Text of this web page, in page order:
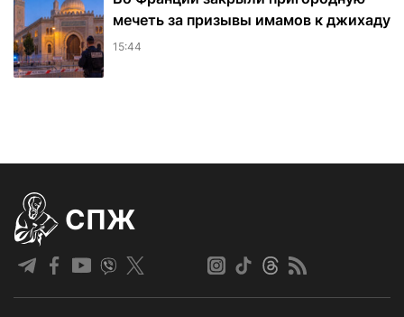
мечеть за призывы имамов к джихаду
15:44
СПЖ